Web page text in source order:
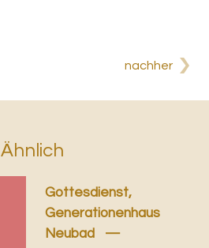
nachher
Ähnlich
Gottesdienst,
Generationenhaus
Neubad